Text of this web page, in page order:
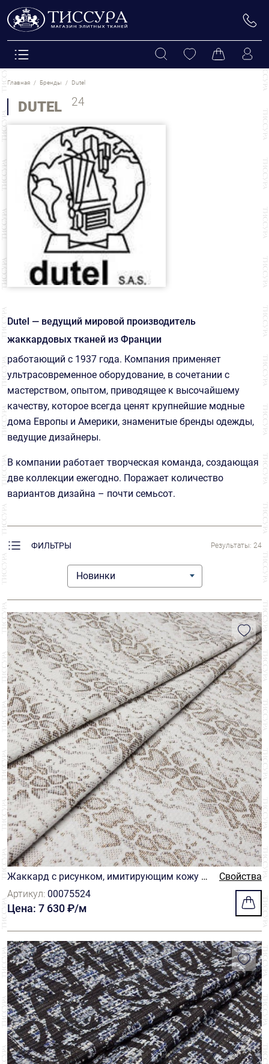
Главная Бренды Dutel
ПОКАЗАТЬ ОЧИСТИТЬ
СОСТАВ
Шерсть 2
НАЗНАЧЕНИЕ ТКАНЕЙ
Брюки 1
Жакеты / пиджаки / костюмы
Платья 24
Юбки 24
Жаккард 22
Ламе 3
Твид и букле 5
ЦВЕТ
ДИЗАЙН/ УЗОР
Абстракция 1
Анималистический 7
Гусиная лапка/пье-де-пуль 3
Звезды
Клетка 2
Меланж 3
Однотонный 4
Полоска
Пайетки
1
Франция
24
ЦЕНА
₽
DUTEL 24
Dutel — ведущий мировой производитель
жаккардовых тканей из Франции
работающий с 1937 года. Компания применяет
ультрасовременное оборудование, в сочетании с
мастерством, опытом, приводящее к высочайшему
качеству, которое всегда ценят крупнейшие модные
дома Европы и Америки, знаменитые бренды одежды,
ведущие дизайнеры.
В компании работает творческая команда, создающая
две коллекции ежегодно. Поражает количество
вариантов дизайна – почти семьсот.
ФИЛЬТРЫ Результаты: 24
Новинки
Жаккард с рисунком, имитирующим кожу р
ептилии в зеленовато-бежевых и золотисты
х тонах на молочном фоне
Свойства
Артикул: 00075524
Цена: 7 630 ₽/м